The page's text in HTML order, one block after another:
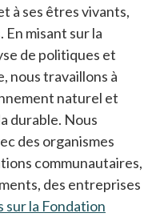
à ses êtres vivants,
En misant sur la
de politiques et
nous travaillons à
naturel et
durable. Nous
des organismes
communautaires,
des entreprises
sur la Fondation